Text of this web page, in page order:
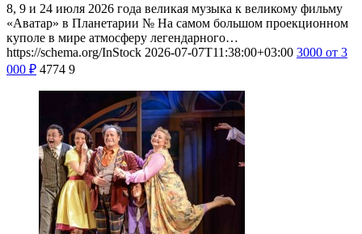
8, 9 и 24 июля 2026 года великая музыка к великому фильму
«Аватар» в Планетарии № На самом большом проекционном
куполе в мире атмосферу легендарного…
https://schema.org/InStock 2026-07-07T11:38:00+03:00 3000 от 3
000 ₽ 4774 9